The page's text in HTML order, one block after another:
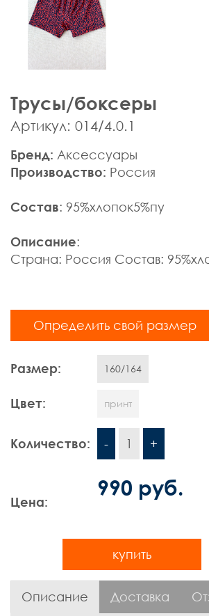
Шарф
Шарфы
Юбки
Верхняя одежда
Джемпера, Жилеты
Джинсы, Слаксы
Жакеты, Жилеты
Кардиганы
Пиджаки
Пуловеры, Водолазки
Ремни
Спортивная одежда
Толстовки
Футболки
Шарфы
Трусы/боксеры
Артикул: 014/4.0.1
Бренд: Аксессуары
Производство: Россия
Состав: 95%хлопок5%пу
Описание:
Страна: Россия Состав:
Определить свой размер
Размер: 160/164
Цвет: принт
Количество: - 1 +
Цена:
990 руб.
купить
Описание Доставка